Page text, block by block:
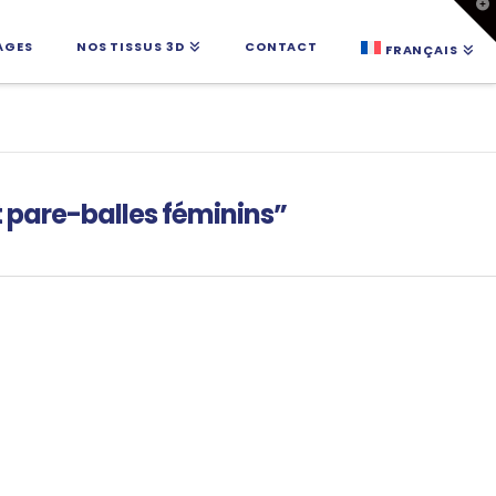
NOS TISSUS 3D CONTACT FRANÇAIS
pare-balles féminins”